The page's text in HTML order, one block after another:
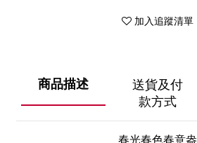
加入追蹤清單
商品描述
送貨及付
款方式
春光春色春意盎